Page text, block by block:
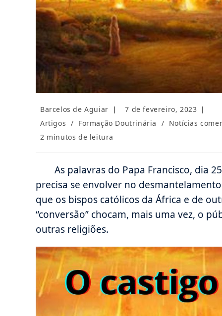
Autor
post:
Barcelos de Aguiar
Post
7 de fevereiro, 2023
Categoria
post:
Artigos / Formação Doutrinária / Notícias
Tempo
2 minutos de leitura
As palavras do Papa Francisco, dia
precisa se envolver no
que os bispos católicos da África e de
“conversão” chocam, mais uma vez, o
outras religiões.